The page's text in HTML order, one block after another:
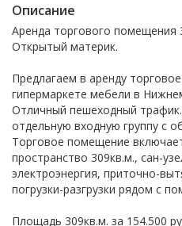
Описание
Аренда торгового помещения
Открытый материк.
Предлагаем в аренду
гипермаркете мебели в
Отличный пешеходный
отдельную входную группу с
Торговое помещение
пространство 309кв.м., сан-
электроэнергия, приточно-
погрузки-разгрузки рядом с
Площадь 309кв.м. за 154.500